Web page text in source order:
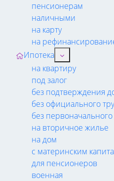
пенсионерам
наличными
на карту
на
Ипотека
на квартиру
под залог
без подтверждения
без официального
без
на вторичное жилье
на дом
с материнским
для пенсионеров
военная